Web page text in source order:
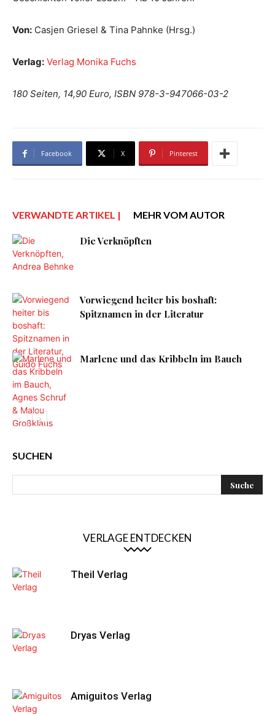
Von: Casjen Griesel & Tina Pahnke (Hrsg.)
Verlag: Verlag Monika Fuchs
180 Seiten, 14,90 Euro, ISBN 978-3-947066-03-2
Facebook X Pinterest
VERWANDTE ARTIKEL | MEHR VOM AUTOR
Die Verknöpften
Vorwiegend heiter bis boshaft:
Spitznamen in der Literatur
Marlene und das Kribbeln im Bauch
SUCHEN
VERLAGE ENTDECKEN
Theil Verlag
Dryas Verlag
Amiguitos Verlag